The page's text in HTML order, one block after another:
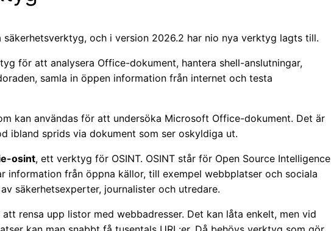
säkerhetsverktyg, och i version 2026.2 har nio nya verktyg lagts till.
för att analysera Office-dokument, hantera shell-anslutningar,
samla in öppen information från internet och testa
kan användas för att undersöka Microsoft Office-dokument. Det är
ibland sprids via dokument som ser oskyldiga ut.
osint, ett verktyg för OSINT. OSINT står för Open Source Intelligence
information från öppna källor, till exempel webbplatser och sociala
säkerhetsexperter, journalister och utredare.
rensa upp listor med webbadresser. Det kan låta enkelt, men vid